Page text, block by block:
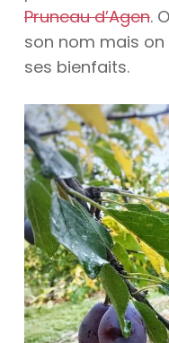
Pruneau d’Agen.
son nom mais
ses bienfaits.